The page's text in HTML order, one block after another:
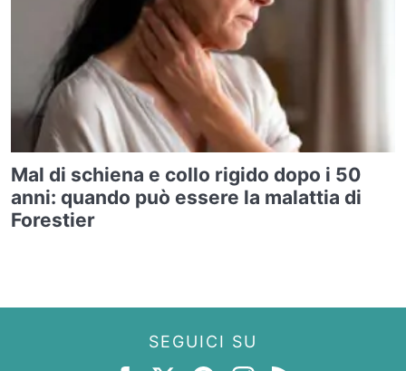
Mal di schiena e collo rigido dopo i 50
anni: quando può essere la malattia di
Forestier
SEGUICI SU